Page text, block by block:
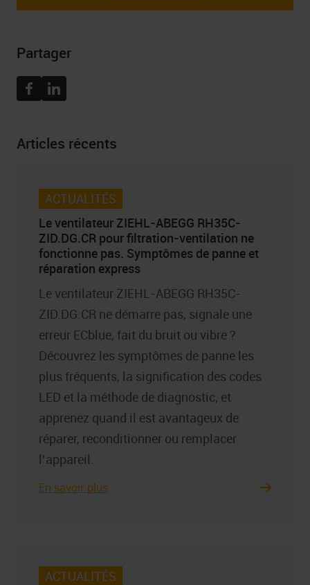
Partager
FacebookLinkedin
Articles récents
ACTUALITÉS
Le ventilateur ZIEHL-ABEGG RH35C-
ZID.DG.CR pour filtration-ventilation ne
fonctionne pas. Symptômes de panne et
réparation express
Le ventilateur ZIEHL-ABEGG RH35C-
ZID.DG.CR ne démarre pas, signale une
erreur ECblue, fait du bruit ou vibre ?
Découvrez les symptômes de panne les
plus fréquents, la signification des codes
LED et la méthode de diagnostic, et
apprenez quand il est avantageux de
réparer, reconditionner ou remplacer
l’appareil.
En savoir plus
ACTUALITÉS